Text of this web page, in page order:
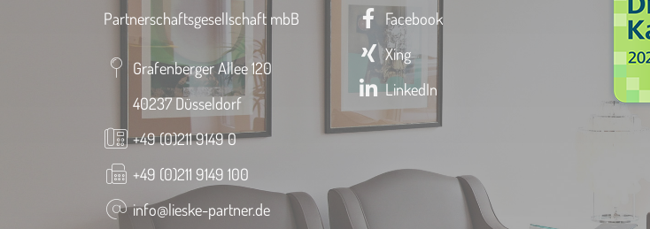
Partnerschaftsgesellschaft mbB
Grafenberger Allee 120
40237 Düsseldorf
+49 (0)211 9149 0
+49 (0)211 9149 100
info@lieske-partner.de
Facebook
Xing
LinkedIn